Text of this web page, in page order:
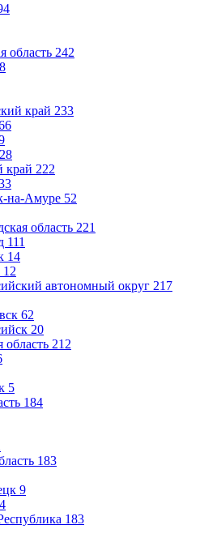
область 242
край 233
28
край 222
на-Амуре 52
область 221
111
14
12
автономный округ 217
62
20
область 212
5
184
183
9
4
183